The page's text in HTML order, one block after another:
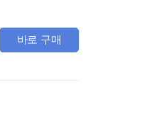
바로 구매